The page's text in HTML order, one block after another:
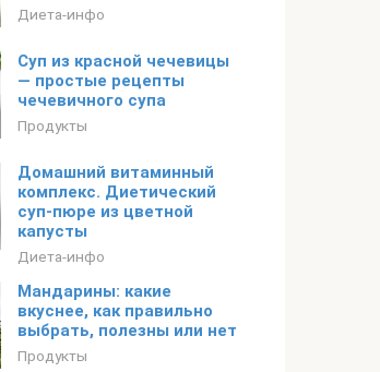
Диета-инфо
Суп из красной чечевицы
— простые рецепты
чечевичного супа
Продукты
Домашний витаминный
комплекс. Диетический
суп-пюре из цветной
капусты
Диета-инфо
Мандарины: какие
вкуснее, как правильно
выбрать, полезны или нет
Продукты